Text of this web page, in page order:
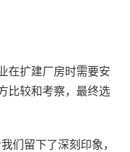
在扩建厂房时需要安
比较和考察，最终选
们留下了深刻印象，